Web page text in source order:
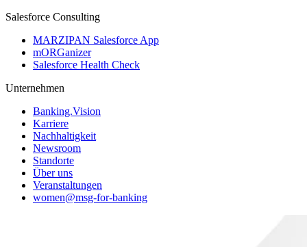
Salesforce Consulting
MARZIPAN Salesforce App
mORGanizer
Salesforce Health Check
Unternehmen
Banking.Vision
Karriere
Nachhaltigkeit
Newsroom
Standorte
Über uns
Veranstaltungen
women@msg-​for-banking